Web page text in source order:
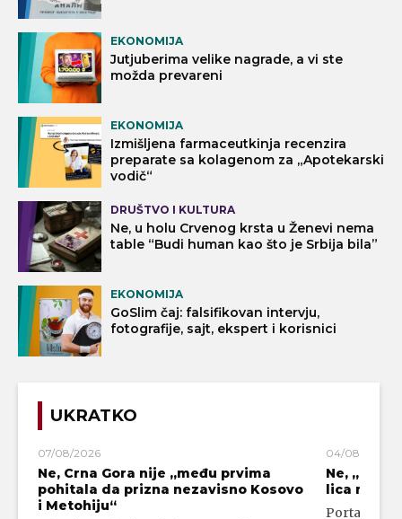
EKONOMIJA
Jutjuberima velike nagrade, a vi ste
možda prevareni
EKONOMIJA
Izmišljena farmaceutkinja recenzira
preparate sa kolagenom za „Apotekarski
vodič“
DRUŠTVO I KULTURA
Ne, u holu Crvenog krsta u Ženevi nema
table “Budi human kao što je Srbija bila”
EKONOMIJA
GoSlim čaj: falsifikovan intervju,
fotografije, sajt, ekspert i korisnici
UKRATKO
07/08/2026
Ne, Crna Gora nije „među prvima
pohitala da prizna nezavisno Kosovo
i Metohiju“
04/08/2026
Ne,
lica
Portal 24